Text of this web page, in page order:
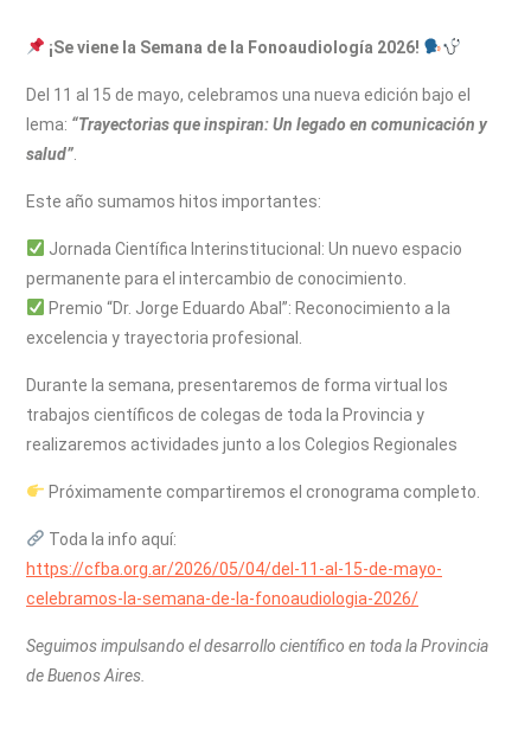
¡Se viene la Semana de la Fonoaudiología 2026!
Del 11 al 15 de mayo, celebramos una nueva edición bajo el
lema: “Trayectorias que inspiran: Un legado en comunicación y
salud”
Este año sumamos hitos importantes:
Jornada Científica Interinstitucional: Un nuevo espacio
permanente para el intercambio de conocimiento.
Premio “Dr. Jorge Eduardo Abal”: Reconocimiento a la
excelencia y trayectoria profesional.
Durante la semana, presentaremos de forma virtual los
trabajos científicos de colegas de toda la Provincia y
realizaremos actividades junto a los Colegios Regionales
Próximamente compartiremos el cronograma completo.
Toda la info aquí:
https://cfba.org.ar/2026/05/04/del-11-al-15-de-mayo-
celebramos-la-semana-de-la-fonoaudiologia-2026/
Seguimos impulsando el desarrollo científico en toda la Provincia
de Buenos Aires.